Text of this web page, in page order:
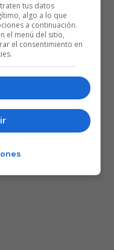
tus datos
algo a lo que
a continuación.
el menú del sitio,
el consentimiento en